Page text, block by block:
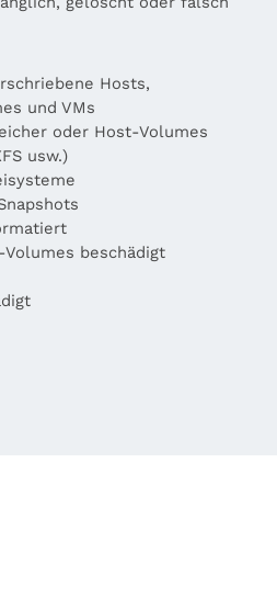
Hosts,
und VMs
oder Host-Volumes
usw.)
beschädigt